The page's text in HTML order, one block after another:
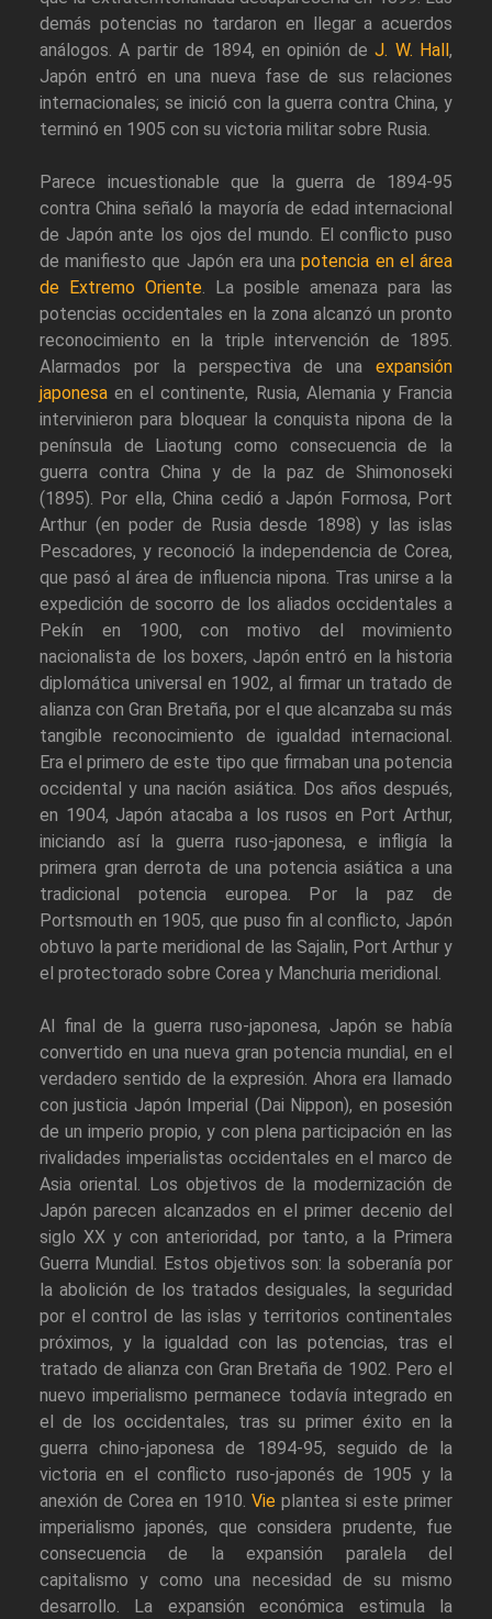
demás potencias no tardaron en llegar a acuerdos
análogos. A partir de 1894, en opinión deJ. W. Hall,
Japón entró en una nueva fase de sus relaciones
internacionales; se inició con la guerra contra China, y
terminó en 1905 con su victoria militar sobre Rusia.
Parece incuestionable que la guerra de 1894-95
contra China señaló la mayoría de edad internacional
de Japón ante los ojos del mundo. El conflicto puso
de manifiesto que Japón era unapotencia en el área
de Extremo Oriente. La posible amenaza para las
potencias occidentales en la zona alcanzó un pronto
reconocimiento en la triple intervención de 1895.
Alarmados por la perspectiva de una expansión
japonesa en el continente, Rusia, Alemania y Francia
intervinieron para bloquear la conquista nipona de la
península de Liaotung como consecuencia de la
guerra contra China y de la paz de Shimonoseki
(1895). Por ella, China cedió a Japón Formosa, Port
Arthur (en poder de Rusia desde 1898) y las islas
Pescadores, y reconoció la independencia de Corea,
que pasó al área de influencia nipona. Tras unirse a la
expedición de socorro de los aliados occidentales a
Pekín en 1900, con motivo del movimiento
nacionalista de los boxers, Japón entró en la historia
diplomática universal en 1902, al firmar un tratado de
alianza con Gran Bretaña, por el que alcanzaba su más
tangible reconocimiento de igualdad internacional.
Era el primero de este tipo que firmaban una potencia
occidental y una nación asiática. Dos años después,
en 1904, Japón atacaba a los rusos en Port Arthur,
iniciando así la guerra ruso-japonesa, e infligía la
primera gran derrota de una potencia asiática a una
tradicional potencia europea. Por la paz de
Portsmouth en 1905, que puso fin al conflicto, Japón
obtuvo la parte meridional de las Sajalin, Port Arthur y
el protectorado sobre Corea y Manchuria meridional.
Al final de la guerra ruso-japonesa, Japón se había
convertido en una nueva gran potencia mundial, en el
verdadero sentido de la expresión. Ahora era llamado
con justicia Japón Imperial (Dai Nippon), en posesión
de un imperio propio, y con plena participación en las
rivalidades imperialistas occidentales en el marco de
Asia oriental. Los objetivos de la modernización de
Japón parecen alcanzados en el primer decenio del
siglo XX y con anterioridad, por tanto, a la Primera
Guerra Mundial. Estos objetivos son: la soberanía por
la abolición de los tratados desiguales, la seguridad
por el control de las islas y territorios continentales
próximos, y la igualdad con las potencias, tras el
tratado de alianza con Gran Bretaña de 1902. Pero el
nuevo imperialismo permanece todavía integrado en
el de los occidentales, tras su primer éxito en la
guerra chino-japonesa de 1894-95, seguido de la
victoria en el conflicto ruso-japonés de 1905 y la
anexión de Corea en 1910. Vie plantea si este primer
imperialismo japonés, que considera prudente, fue
consecuencia de la expansión paralela del
capitalismo y como una necesidad de su mismo
desarrollo. La expansión económica estimula la